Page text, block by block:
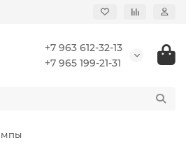
+7 963 612-32-13
+7 965 199-21-31